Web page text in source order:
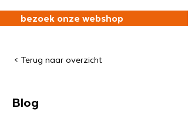
bezoek onze webshop
< Terug naar overzicht
Blog